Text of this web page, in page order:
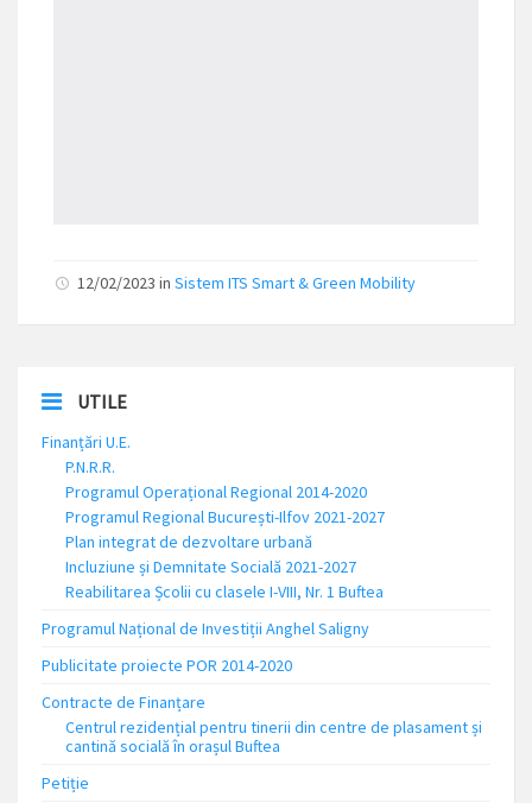
12/02/2023 in Sistem ITS Smart & Green Mobility
UTILE
Finanțări U.E.
P.N.R.R.
Programul Operațional Regional 2014-2020
Programul Regional București-Ilfov 2021-2027
Plan integrat de dezvoltare urbană
Incluziune și Demnitate Socială 2021-2027
Reabilitarea Școlii cu clasele I-VIII, Nr. 1 Buftea
Programul Național de Investiții Anghel Saligny
Publicitate proiecte POR 2014-2020
Contracte de Finanțare
Centrul rezidențial pentru tinerii din centre de plasament și
cantină socială în orașul Buftea
Petiție